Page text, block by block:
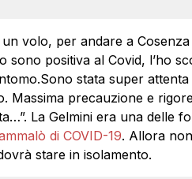
volo, per andare a Cosenza
sono positiva al Covid, l’ho
stata super attenta
Massima precauzione e
La Gelmini era una delle
di COVID-19. Allora
stare in isolamento.